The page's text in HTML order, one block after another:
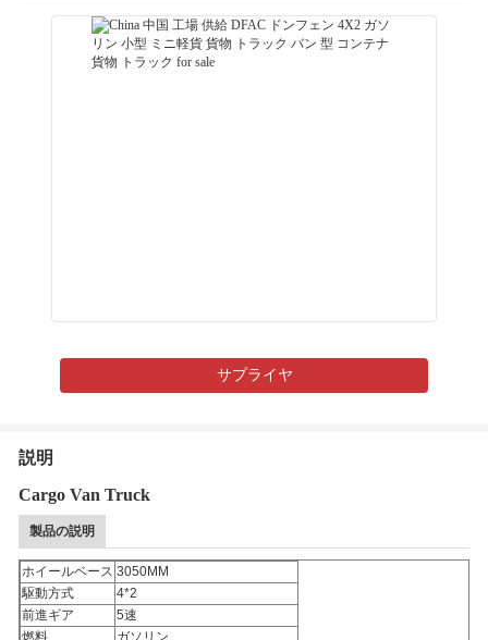
サプライヤ
説明
Cargo Van Truck
製品の説明
ホイールベース 3050MM
駆動方式
4*2
前進ギア
5速
燃料
ガソリン